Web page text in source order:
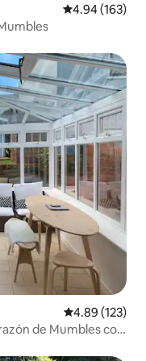
Calificación
4.94 (163)
Calificación
4.89 (123)
de Mumbles con